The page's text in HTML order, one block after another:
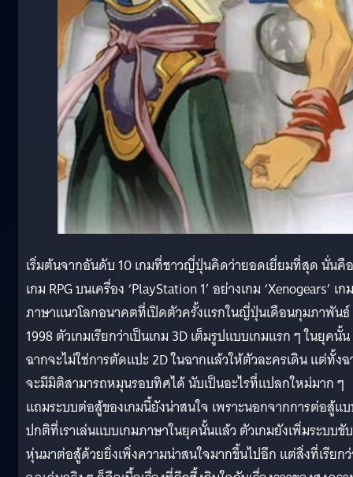
เริ่มต้นจากอันดับ 10 เกมที่ชาวญี่ปุ่นคิดว่ายอดเยี่ยมที่สุด นั่นคือ
เกม RPG บนเครื่อง ‘PlayStation 1’ อย่างเกม ‘Xenogears’ เกม
ภาษาแนวโลกอนาคตที่เปิดตัวครั้งแรกในญี่ปุ่นเดือนกุมภาพันธ์
1998 ตัวเกมเรียกว่าเป็นเกม 3D เต็มรูปแบบเกมแรก ๆ ในยุคนั้
ฉากจะไม่ใช่การตัดแปะ 2D ในฉากแล้วให้ตัวละครเดิน แต่ทั้ง
จะมีมิติสามารถหมุนรอบทิศได้ นับเป็นอะไรที่แปลกใหม่มาก ๆ
แถมระบบต่อสู้ของเกมนี้ยังน่าสนใจ เพราะนอกจากการต่อสู้แ
ปกติที่เราเล่นแบบเกมภาษาในยุคนั้นแล้ว ตัวเกมยังเพิ่มระบบขับ
หุ่นมาต่อสู้ด้วยยิ่งเพิ่งความน่าสนใจมากขึ้นไปอีก แต่สิ่งที่เรียก